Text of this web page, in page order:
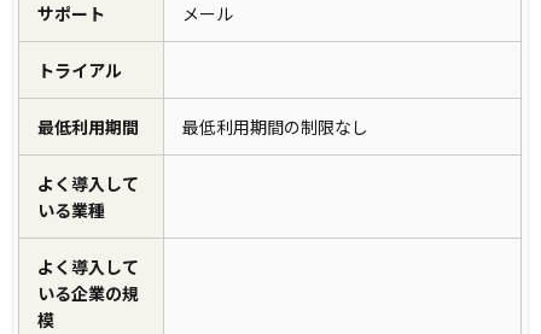
サポート メール
トライアル
最低利用期間 最低利用期間の制限なし
よく導入して
いる業種
よく導入して
いる企業の規
模